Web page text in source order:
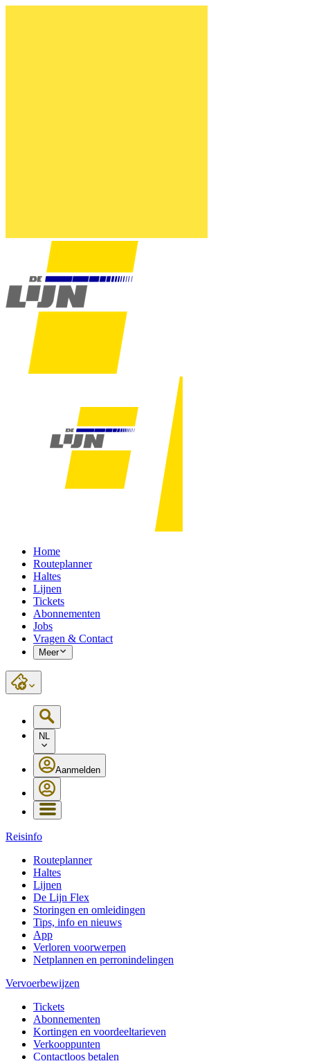
Home
Routeplanner
Haltes
Lijnen
Tickets
Abonnementen
Jobs
Vragen & Contact
Meer
NL
Aanmelden
Reisinfo
Routeplanner
Haltes
Lijnen
De Lijn Flex
Storingen en omleidingen
Tips, info en nieuws
App
Verloren voorwerpen
Netplannen en perronindelingen
Vervoerbewijzen
Tickets
Abonnementen
Kortingen en voordeeltarieven
Verkooppunten
Contactloos betalen